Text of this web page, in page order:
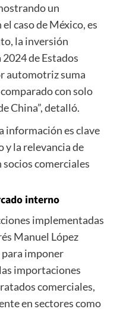
un
caso de México, es
la inversión
de Estados
automotriz suma
con solo
China”, detalló.
información es clave
y la relevancia de
comerciales
interno
implementadas
Manuel López
imponer
importaciones
comerciales,
en sectores como